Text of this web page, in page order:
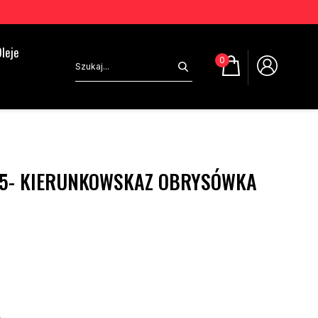
0
KIERUNKOWSKAZ OBRYSÓWKA